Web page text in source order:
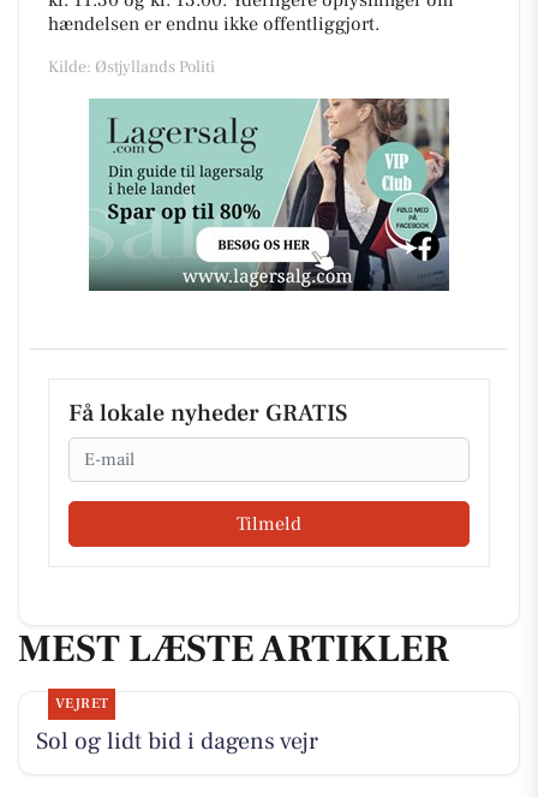
hændelsen er endnu ikke offentliggjort.
Kilde: Østjyllands Politi
Få lokale nyheder GRATIS
Email
Tilmeld
MEST LÆSTE ARTIKLER
VEJRET
Sol og lidt bid i dagens vejr